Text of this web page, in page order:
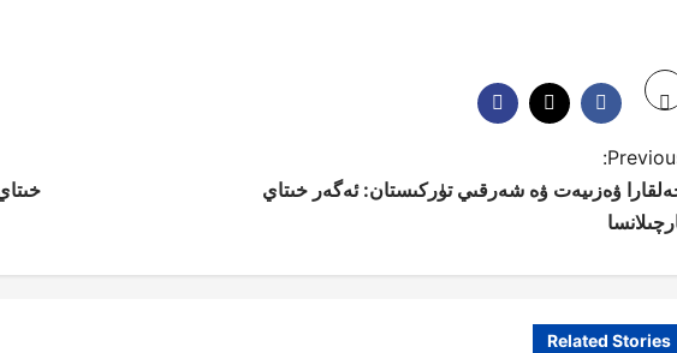
ۋەزىيەت ۋە شەرقىي تۈركىستان: ئەگەر خىتاي
Related Stories